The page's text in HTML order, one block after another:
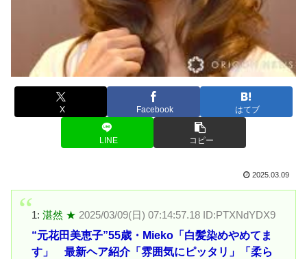
X Facebook はてブ
LINE コピー
2025.03.09
1: 湛然 ★ 2025/03/09(日) 07:14:57.18 ID:PTXNdYDX9
“元花田美恵子”55歳・Mieko「白髪染めやめてま
す」 最新ヘア紹介「雰囲気にピッタリ」「柔ら